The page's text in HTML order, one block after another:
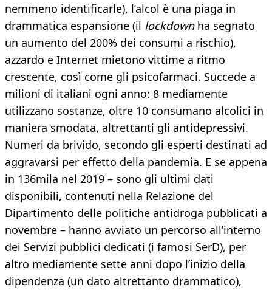
nemmeno identificarle), l’alcol è una piaga in
drammatica espansione (il lockdownha segnato
un aumento del 200% dei consumi a rischio),
azzardo e Internet mietono vittime a ritmo
crescente, così come gli psicofarmaci. Succede a
milioni di italiani ogni anno: 8 mediamente
utilizzano sostanze, oltre 10 consumano alcolici in
maniera smodata, altrettanti gli antidepressivi.
Numeri da brivido, secondo gli esperti destinati ad
aggravarsi per effetto della pandemia. E se appena
in 136mila nel 2019 – sono gli ultimi dati
disponibili, contenuti nella Relazione del
Dipartimento delle politiche antidroga pubblicati a
novembre – hanno avviato un percorso all’interno
dei Servizi pubblici dedicati (i famosi SerD), per
altro mediamente sette anni dopo l’inizio della
dipendenza (un dato altrettanto drammatico),